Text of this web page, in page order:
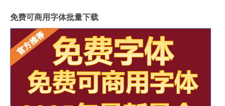
免费可商用字体批量下载